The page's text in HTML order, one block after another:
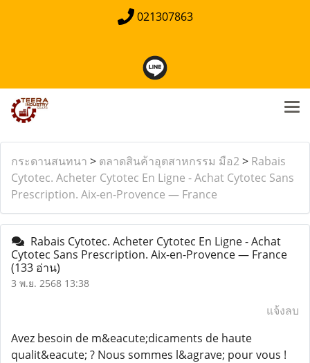
021307863
กระดานสนทนา > ตลาดสินค้าอุตสาหกรรม มือ2> Rabais
Cytotec. Acheter Cytotec En Ligne - Achat Cytotec Sans
Prescription. Aix-en-Provence — France
Rabais Cytotec. Acheter Cytotec En Ligne - Achat
Cytotec Sans Prescription. Aix-en-Provence — France
(133 อ่าน)
3 พ.ย. 2568 13:38
แจ้งลบ
Avez besoin de m&eacute;dicaments de haute
qualit&eacute; ? Nous sommes l&agrave; pour vous !